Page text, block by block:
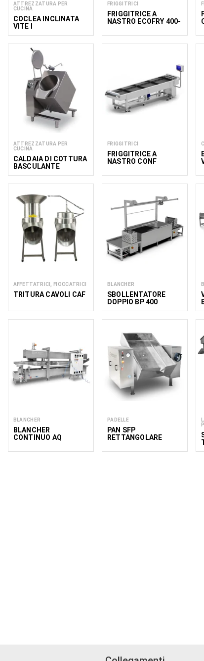
ATTREZZATURA PER
CUCINA
COCLEA INCLINATA
VITE I
FRIGGITRICI
FRIGGITRICE A
NASTRO ECOFRY 400-
ATTREZZATURA PER
CUCINA
CALDAIA DI COTTURA
BASCULANTE
COMPATTA SBP 50
FRIGGITRICI
FRIGGITRICE A
NASTRO CONF
AFFETTATRICI, FIOCCATRICI
TRITURA CAVOLI CAF
BLANCHER
SBOLLENTATORE
DOPPIO BP 400
(200X2)
BLANCHER
BLANCHER
CONTINUO AQ
PADELLE
PAN SFP
RETTANGOLARE